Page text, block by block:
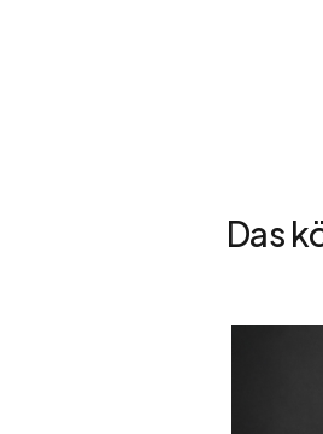
Das